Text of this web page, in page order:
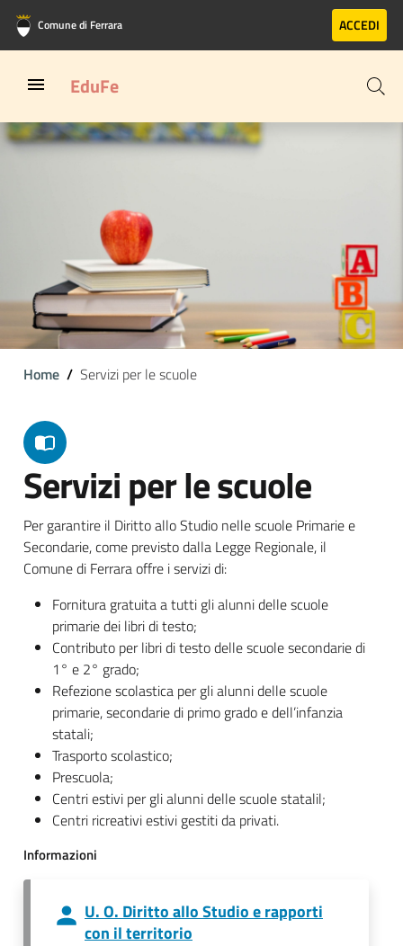
Vai al contenuto principale
Vai al footer
Comune di Ferrara ACCEDI
EduFe
Home Servizi per le scuole
Servizi per le scuole
Per garantire il Diritto allo Studio nelle scuole Primarie e
Secondarie, come previsto dalla Legge Regionale, il
Comune di Ferrara offre i servizi di:
Fornitura gratuita a tutti gli alunni delle scuole
primarie dei libri di testo;
Contributo per libri di testo delle scuole secondarie di
1° e 2° grado;
Refezione scolastica per gli alunni delle scuole
primarie, secondarie di primo grado e dell’infanzia
statali;
Trasporto scolastico;
Prescuola;
Centri estivi per gli alunni delle scuole statalil;
Centri ricreativi estivi gestiti da privati.
Informazioni
U. O. Diritto allo Studio e rapporti
con il territorio